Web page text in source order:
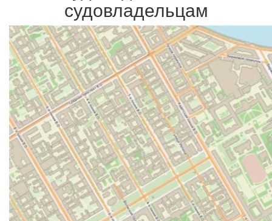
судовладельцам